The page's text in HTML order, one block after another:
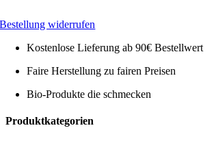
Bestellung widerrufen
Kostenlose Lieferung ab 90€ Bestellwert
Faire Herstellung zu fairen Preisen
Bio-Produkte die schmecken
Toggle
Produktkategorien